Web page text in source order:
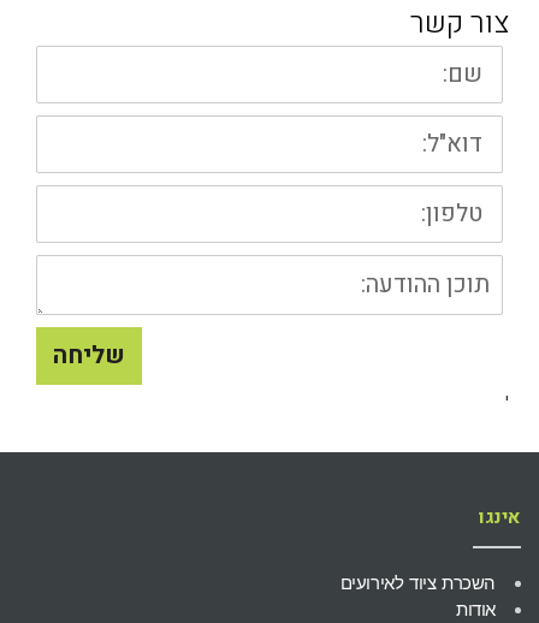
צור קשר
שם:
דוא"ל:
טלפון:
תוכן
ההודעה
שליחה
'
אינגו
השכרת ציוד לאירועים
אודות